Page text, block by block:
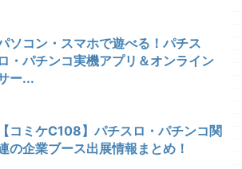
ソコン・スマホで遊べる！パチス
ロ・パチンコ実機アプリ＆オンライン
ー...
【コミケC108】パチスロ・パチンコ関
の企業ブース出展情報まとめ！